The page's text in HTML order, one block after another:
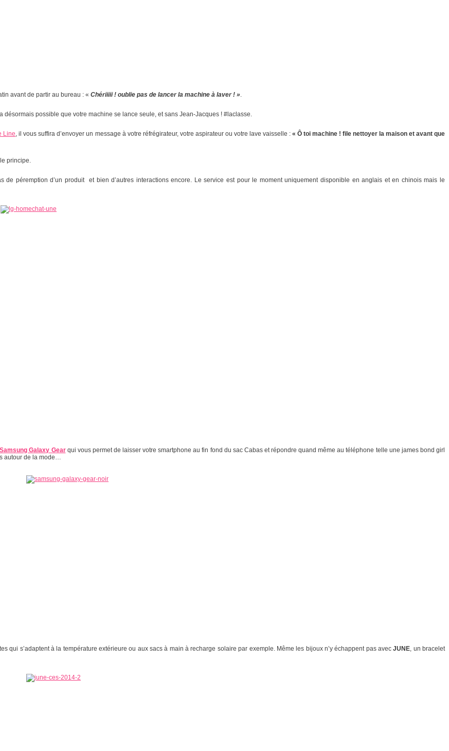
avant de partir au bureau : « Chériiiii ! oublie pas de lancer la machine à laver ! »
désormais possible que votre machine se lance seule, et sans Jean-Jacques ! #laclasse.
Line , il vous suffira d’envoyer un message à votre réfrégirateur, votre aspirateur ou votre lave vaisselle : « Ô toi machine ! file nettoyer la maison et avant que
principe.
péremption d’un produit et bien d’autres interactions encore. Le service est pour le moment uniquement disponible en anglais et en chinois mais le
Samsung Galaxy Gearqui vous permet de laisser votre smartphone au fin fond du sac Cabas et répondre quand même au téléphone telle une james bond girl
autour de la mode…
qui s’adaptent à la température extérieure ou aux sacs à main à recharge solaire par exemple. Même les bijoux n’y échappent pas avecJUNE , un bracelet